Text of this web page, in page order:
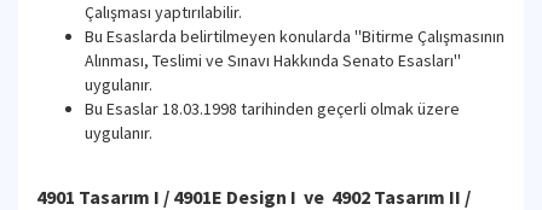
Çalışması yaptırılabilir.
Bu Esaslarda belirtilmeyen konularda ''Bitirme Çalışmasının
Alınması, Teslimi ve Sınavı Hakkında Senato Esasları''
uygulanır.
Bu Esaslar 18.03.1998 tarihinden geçerli olmak üzere
uygulanır.
4901 Tasarım I / 4901E Design I ve 4902 Tasarım II /